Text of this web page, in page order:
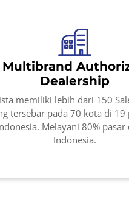
Multibrand
Dealership
memiliki lebih dari 150
tersebar pada 70 kota di 19
Melayani 80%
Indonesia.